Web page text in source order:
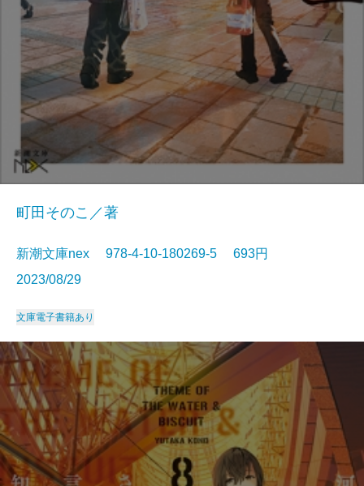
町田そのこ／著
新潮文庫nex 978-4-10-180269-5 693円
2023/08/29
文庫電子書籍あり